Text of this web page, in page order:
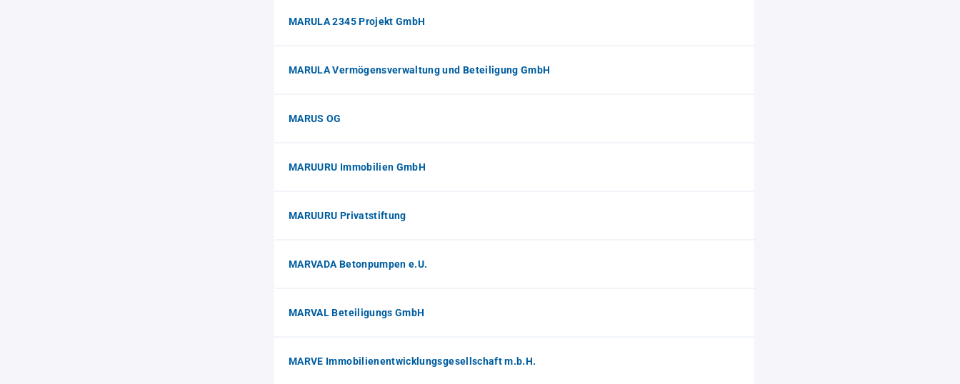
MARULA 2345 Projekt GmbH
MARULA Vermögensverwaltung und Beteiligung GmbH
MARUS OG
MARUURU Immobilien GmbH
MARUURU Privatstiftung
MARVADA Betonpumpen e.U.
MARVAL Beteiligungs GmbH
MARVE Immobilienentwicklungsgesellschaft m.b.H.